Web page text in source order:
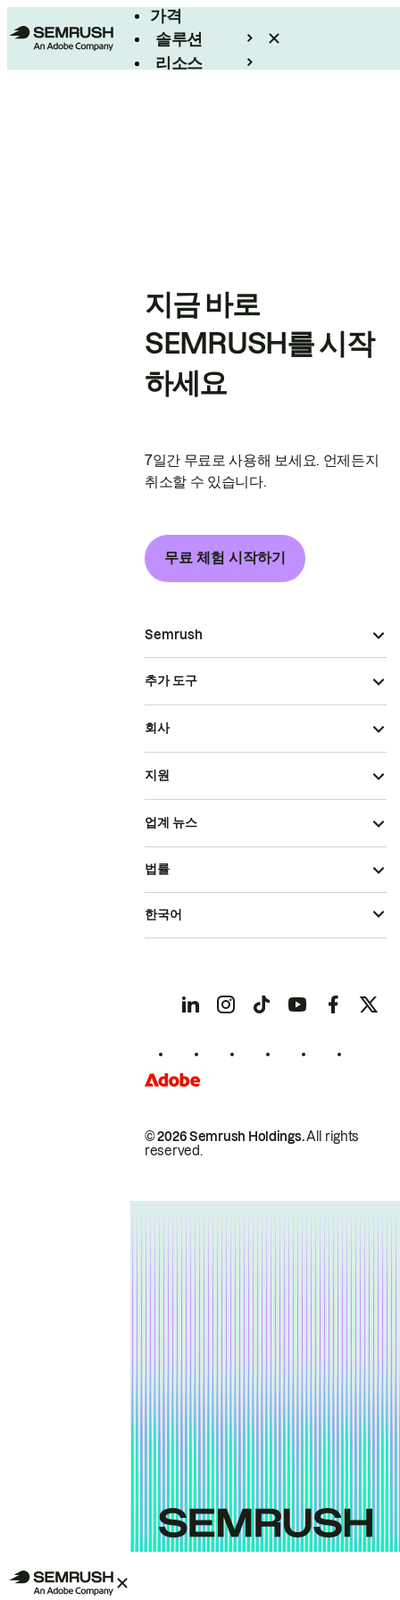
가격
솔루션
리소스
지금 바로
SEMRUSH를 시작
하세요
7일간 무료로 사용해 보세요. 언제든지
취소할 수 있습니다.
무료 체험 시작하기
Semrush
추가 도구
회사
지원
업계 뉴스
© 2026 Semrush Holdings.All rights
reserved.
법률
한국어